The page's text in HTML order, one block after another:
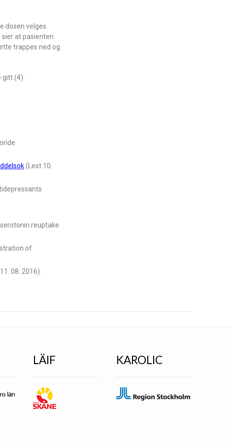
dosen velges.
at pasienten
trappes ned og
(4).
(Lest 10.
reuptake
of
08. 2016).
LÄIF KAROLIC